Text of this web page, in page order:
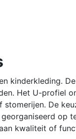
kinderkleding.
Het U-profiel
stomerijen. De
op
kwaliteit of